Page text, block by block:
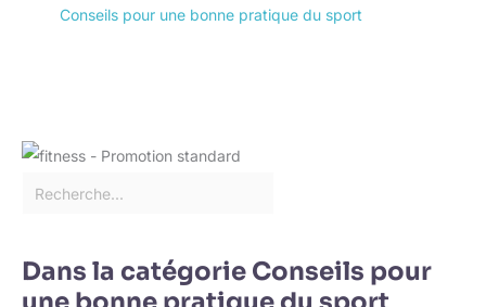
Conseils pour une bonne pratique du sport
Dans la catégorie Conseils pour